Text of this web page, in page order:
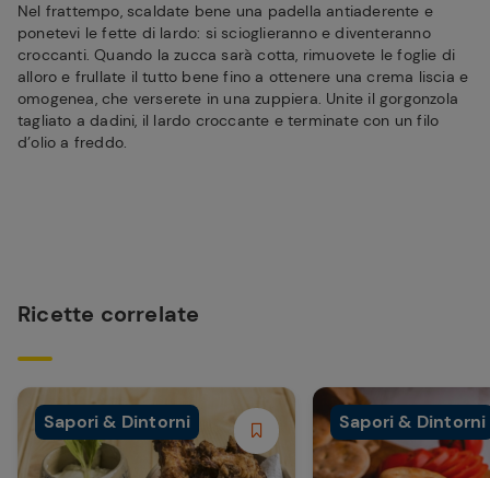
Nel frattempo, scaldate bene una padella antiaderente e
ponetevi le fette di lardo: si scioglieranno e diventeranno
croccanti. Quando la zucca sarà cotta, rimuovete le foglie di
alloro e frullate il tutto bene fino a ottenere una crema liscia e
omogenea, che verserete in una zuppiera. Unite il gorgonzola
tagliato a dadini, il lardo croccante e terminate con un filo
d’olio a freddo.
Ricette correlate
Sapori & Dintorni Sapori & Dintorni